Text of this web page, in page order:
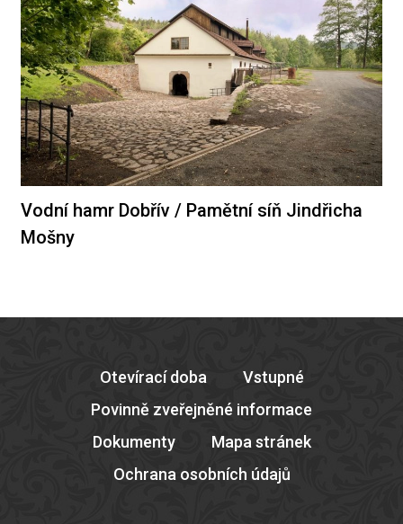
Vodní hamr Dobřív / Pamětní síň Jindřicha
Mošny
Otevírací doba
Vstupné
Povinně zveřejněné informace
Dokumenty
Mapa stránek
Ochrana osobních údajů